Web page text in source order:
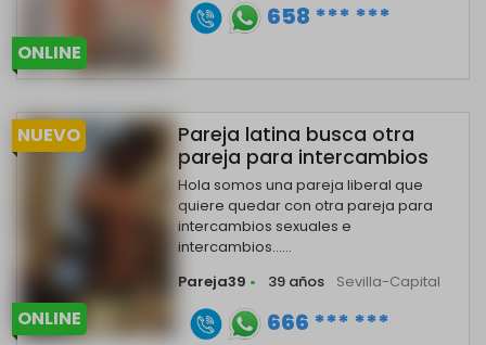
ONLINE
658 *** ***
NUEVO
ONLINE
Pareja latina busca otra
pareja para intercambios
Hola somos una pareja liberal que
quiere quedar con otra pareja para
intercambios sexuales e
intercambios......
Pareja39 • 39 años Sevilla-Capital
666 *** ***